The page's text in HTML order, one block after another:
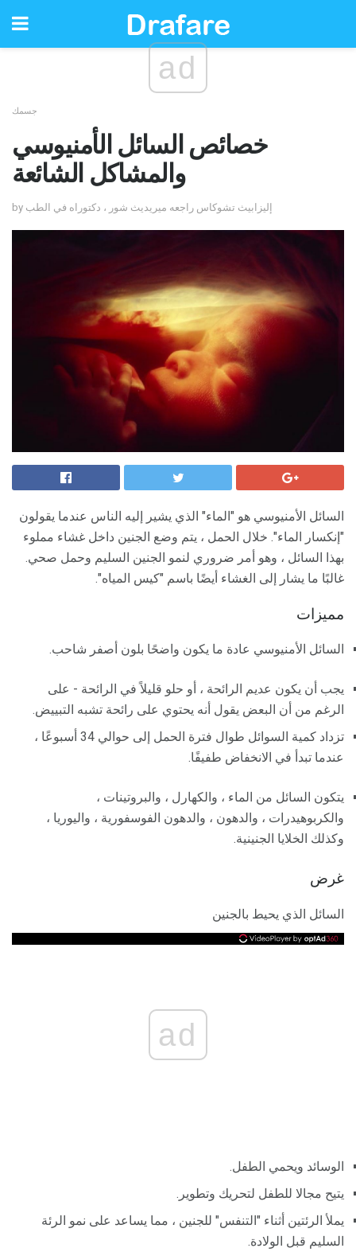
ad
جسمك
خصائص السائل الأمنيوسي
والمشاكل الشائعة
by إليزابيث تشوكاس راجعه ميريديث شور ، دكتوراه في الطب
السائل الأمنيوسي هو "الماء" الذي يشير إليه الناس عندما يقولون
"إنكسار الماء". خلال الحمل ، يتم وضع الجنين داخل غشاء مملوء
بهذا السائل ، وهو أمر ضروري لنمو الجنين السليم وحمل صحي.
غالبًا ما يشار إلى الغشاء أيضًا باسم "كيس المياه".
مميزات
السائل الأمنيوسي عادة ما يكون واضحًا بلون أصفر شاحب.
يجب أن يكون عديم الرائحة ، أو حلو قليلاً في الرائحة - على
الرغم من أن البعض يقول أنه يحتوي على رائحة تشبه التبييض.
تزداد كمية السوائل طوال فترة الحمل إلى حوالي 34 أسبوعًا ،
عندما تبدأ في الانخفاض طفيفًا.
يتكون السائل من الماء ، والكهارل ، والبروتينات ،
والكربوهيدرات ، والدهون ، والدهون الفوسفورية ، واليوريا ،
وكذلك الخلايا الجنينية.
غرض
السائل الذي يحيط بالجنين
ad
الوسائد ويحمي الطفل.
يتيح مجالا للطفل لتحريك وتطوير.
يملأ الرئتين أثناء "التنفس" للجنين ، مما يساعد على نمو الرئة
السليم قبل الولادة.